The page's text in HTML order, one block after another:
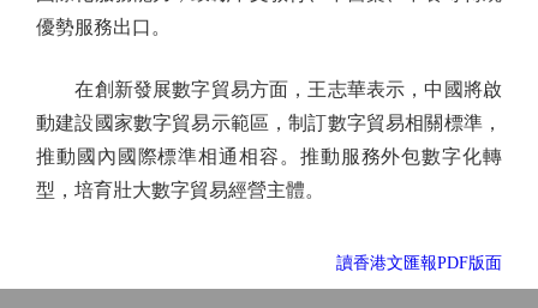
優勢服務出口。
在創新發展數字貿易方面，王志華表示，中國將啟
動建設國家數字貿易示範區，制訂數字貿易相關標準，
推動國內國際標準相通相容。推動服務外包數字化轉
型，培育壯大數字貿易經營主體。
讀香港文匯報PDF版面